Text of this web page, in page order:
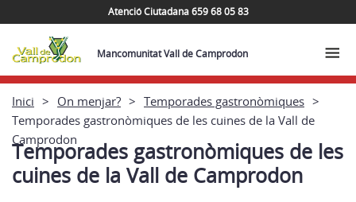
Atenció Ciutadana 659 68 05 83
Mancomunitat Vall de Camprodon
Inici On menjar?
Temporades gastronòmiques
Temporades gastronòmiques de les cuines de la Vall de
Camprodon
Temporades gastronòmiques de les
cuines de la Vall de Camprodon